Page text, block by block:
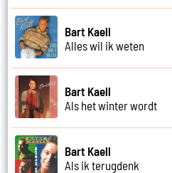
Bart Kaell
Alles wil ik weten
Bart Kaell
Als het winter wordt
Bart Kaell
Als ik terugdenk